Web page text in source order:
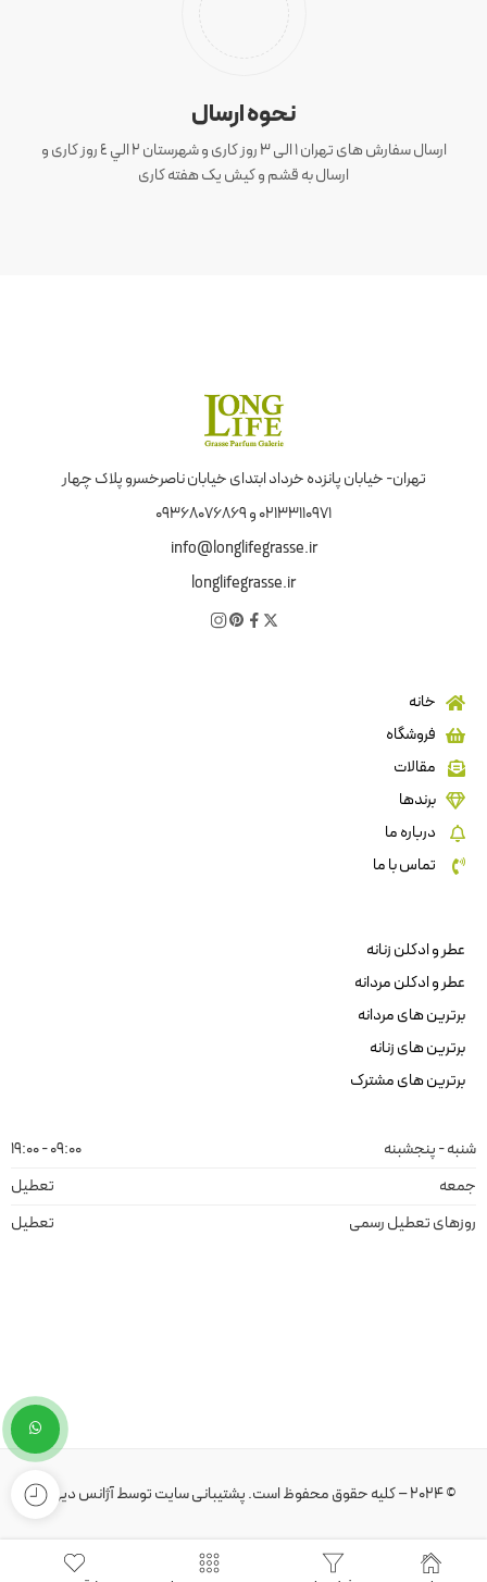
نحوه ارسال
ارسال سفارش های تهران 1 الی 3 روز کاری و شهرستان ٢ الي ٤ روز کاری و
ارسال به قشم و کیش یک هفته کاری
تهران- خیابان پانزده خرداد ابتدای خیابان ناصرخسرو پلاک چهار
02133110971 و 09368076869
info@longlifegrasse.ir
longlifegrasse.ir
خانه
فروشگاه
مقالات
برندها
درباره ما
تماس با ما
عطر و ادکلن زنانه
عطر و ادکلن مردانه
برترین های مردانه
برترین های زنانه
برترین های مشترک
شنبه - پنجشبنه
09:00 - 19:00
جمعه
تعطیل
روزهای تعطیل رسمی
تعطیل
© 2024 – کلیه حقوق محفوظ است. پشتیبانی سایتتوسطآژانس دیهیم.